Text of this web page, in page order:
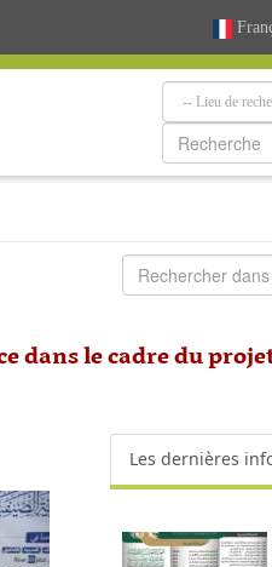
dans le cadre du
Les dernières